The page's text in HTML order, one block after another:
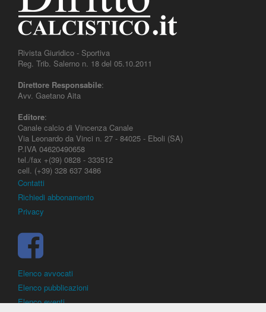
Rivista Giuridico - Sportiva
Reg. Trib. Salerno n. 18 del 05.10.2011
Direttore Responsabile:
Avv. Gaetano Aita
Editore:
Canale calcio di Vincenza Canale
Via Leonardo da Vinci n. 27 - 84025 - Eboli (SA)
P.IVA 04620490658
tel./fax +(39) 0828 - 333512
cell. (+39) 328 637 3486
Contatti
Richiedi abbonamento
Privacy
Elenco avvocati
Elenco pubblicazioni
Elenco eventi